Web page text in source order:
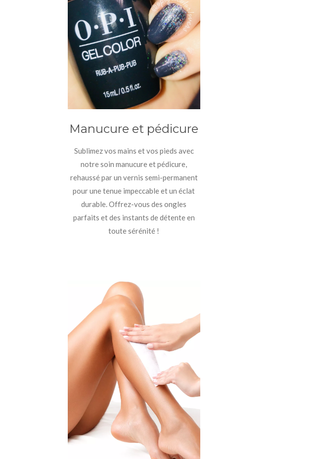
Manucure et pédicure
Sublimez vos mains et vos pieds avec
notre soin manucure et pédicure,
rehaussé par un vernis semi-permanent
pour une tenue impeccable et un éclat
durable. Offrez-vous des ongles
parfaits et des instants de détente en
toute sérénité !